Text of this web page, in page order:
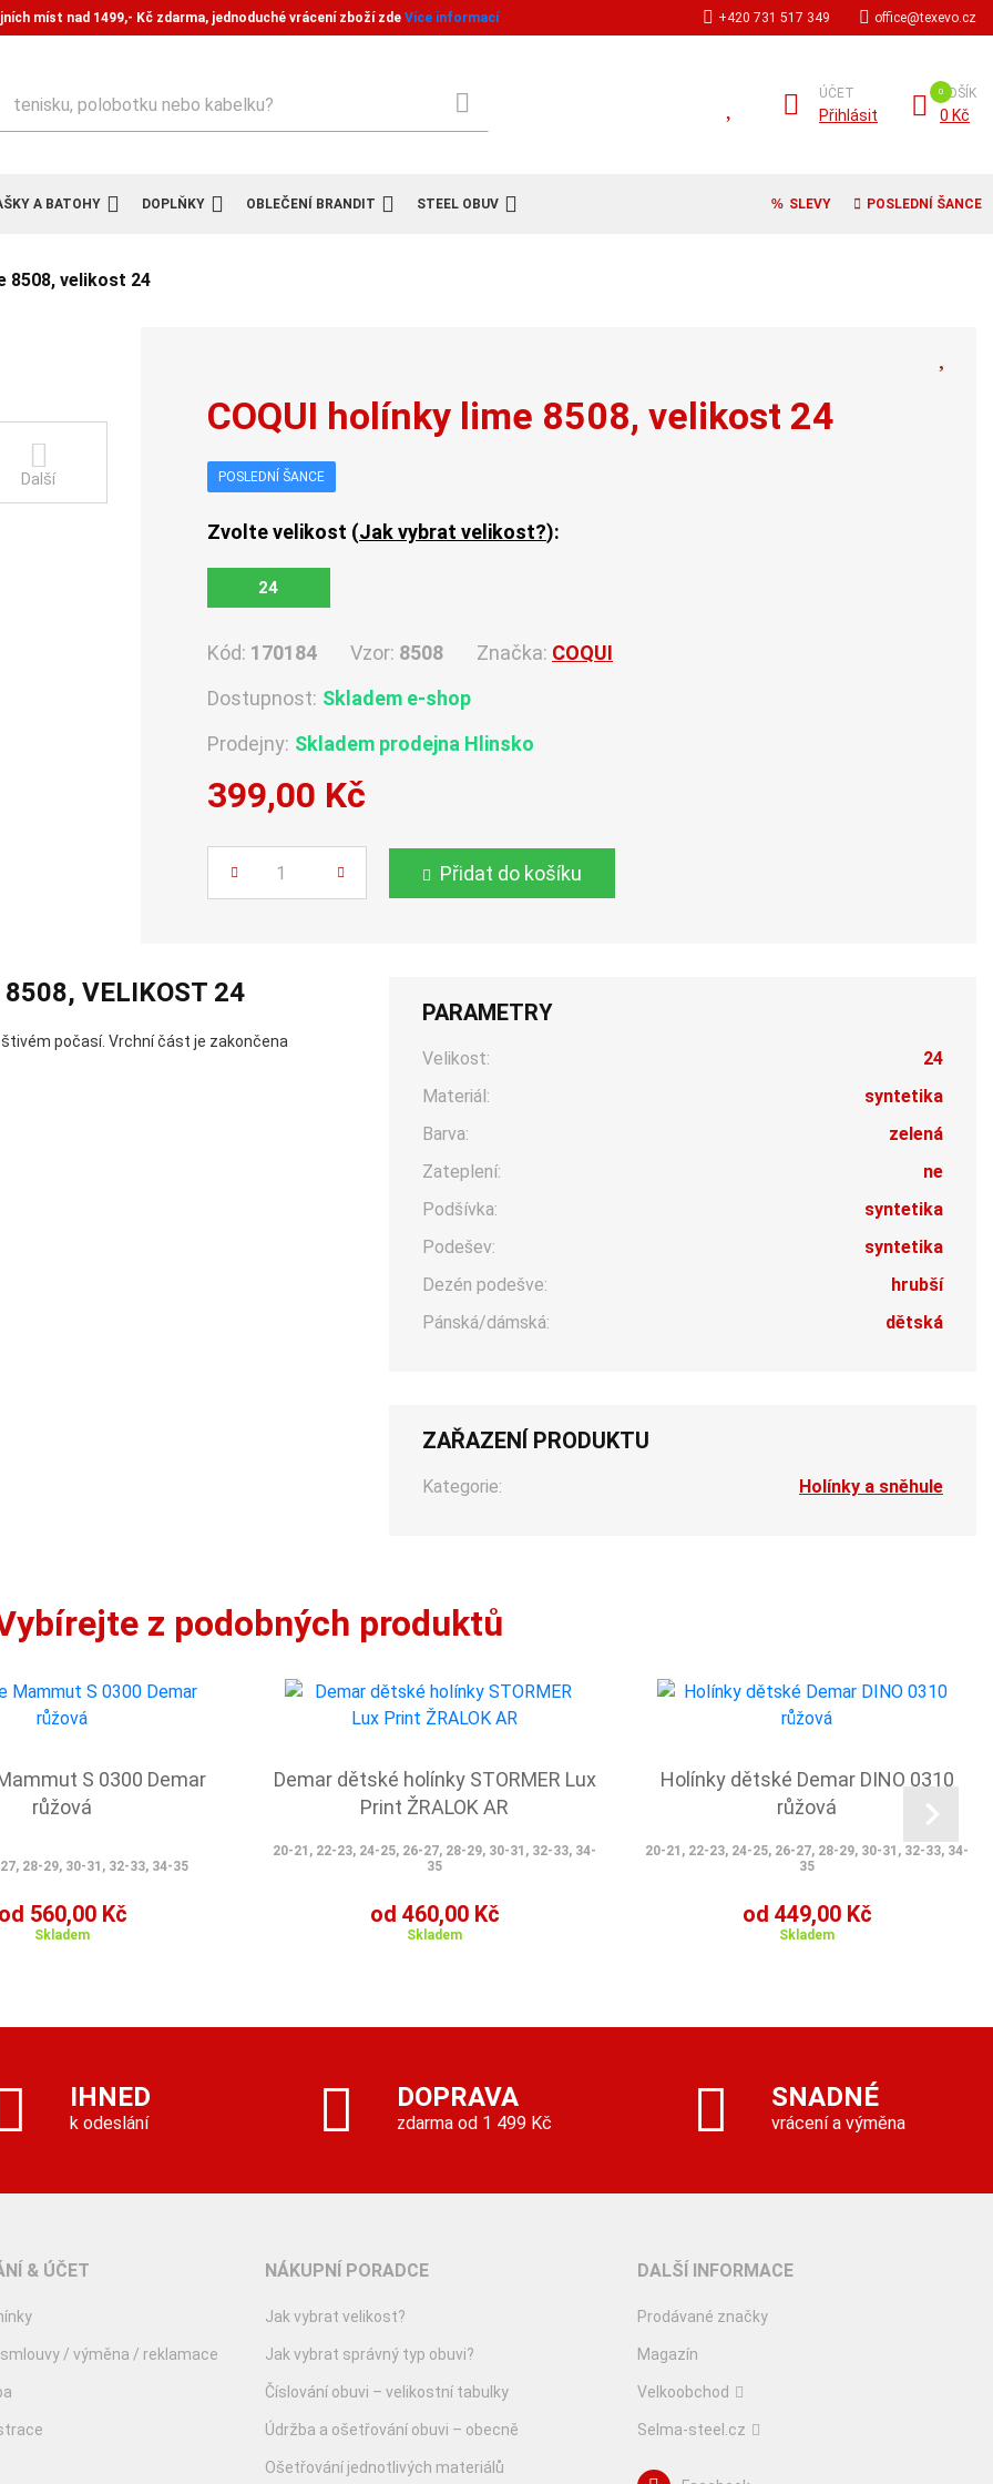
míst nad 1499,- Kč zdarma, jednoduché vrácení zboží zde Více informací +420 731 517 349 office@texevo.cz
ÚČET
Přihlásit
KOŠÍK
0 Kč
A BATOHY DOPLŇKY OBLEČENÍ BRANDIT STEEL OBUV SLEVY POSLEDNÍ ŠANCE
8508, velikost 24
Další
COQUI holínky lime 8508, velikost 24
POSLEDNÍ ŠANCE
Zvolte velikost (Jak vybrat velikost?):
24
Kód: 170184 Vzor: 8508 Značka: COQUI
Dostupnost: Skladem e-shop
Prodejny: Skladem prodejna Hlinsko
399,00 Kč
Přidat do košíku
8508, VELIKOST 24
počasí. Vrchní část je zakončena
PARAMETRY
Velikost:
24
Materiál:
syntetika
Barva:
zelená
Zateplení:
ne
Podšívka:
syntetika
Podešev:
syntetika
Dezén podešve:
hrubší
Pánská/dámská:
dětská
ZAŘAZENÍ PRODUKTU
Kategorie: Holínky a sněhule
z podobných produktů
S 0300 Demar
růžová
28-29, 30-31, 32-33, 34-35
od 560,00 Kč
Skladem
Demar dětské holínky STORMER Lux
Print ŽRALOK AR
20-21, 22-23, 24-25, 26-27, 28-29, 30-31, 32-33, 34-
35
od 460,00 Kč
Skladem
Holínky dětské Demar DINO 0310
růžová
20-21, 22-23, 24-25, 26-27, 28-29, 30-31, 32-33, 34-
35
od 449,00 Kč
Skladem
IHNED
k odeslání
DOPRAVA
zdarma od 1 499 Kč
SNADNÉ
vrácení a výměna
& ÚČET
/ výměna / reklamace
NÁKUPNÍ PORADCE
Jak vybrat velikost?
Jak vybrat správný typ obuvi?
Číslování obuvi – velikostní tabulky
Údržba a ošetřování obuvi – obecně
Ošetřování jednotlivých materiálů
DALŠÍ INFORMACE
Prodávané značky
Magazín
Velkoobchod
Selma-steel.cz